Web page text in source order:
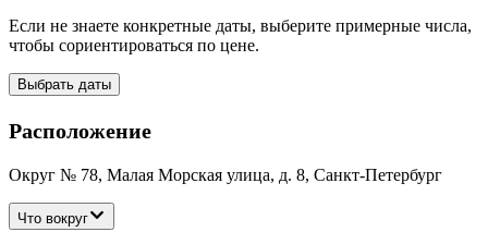
Если не знаете конкретные даты, выберите примерные числа,
чтобы сориентироваться по цене.
Выбрать даты
Расположение
Округ № 78, Малая Морская улица, д. 8, Санкт-Петербург
Что вокруг